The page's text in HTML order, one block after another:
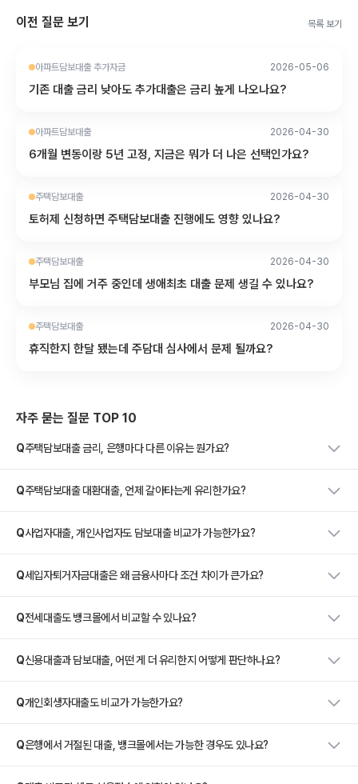
이전 질문 보기 목록 보기
아파트담보대출 추가자금 2026-05-06
기존 대출 금리 낮아도 추가대출은 금리 높게 나오나요?
아파트담보대출 2026-04-30
6개월 변동이랑 5년 고정, 지금은 뭐가 더 나은 선택인가요?
주택담보대출 2026-04-30
토허제 신청하면 주택담보대출 진행에도 영향 있나요?
주택담보대출 2026-04-30
부모님 집에 거주 중인데 생애최초 대출 문제 생길 수 있나요?
주택담보대출 2026-04-30
휴직한지 한달 됐는데 주담대 심사에서 문제 될까요?
자주 묻는 질문 TOP 10
Q주택담보대출 금리, 은행마다 다른 이유는 뭔가요?
Q주택담보대출 대환대출, 언제 갈아타는게 유리한가요?
Q사업자대출, 개인사업자도 담보대출 비교가 가능한가요?
Q세입자퇴거자금대출은 왜 금융사마다 조건 차이가 큰가요?
Q전세대출도 뱅크몰에서 비교할 수 있나요?
Q신용대출과 담보대출, 어떤 게 더 유리한지 어떻게 판단하나요?
Q개인회생자대출도 비교가 가능한가요?
Q은행에서 거절된 대출, 뱅크몰에서는 가능한 경우도 있나요?